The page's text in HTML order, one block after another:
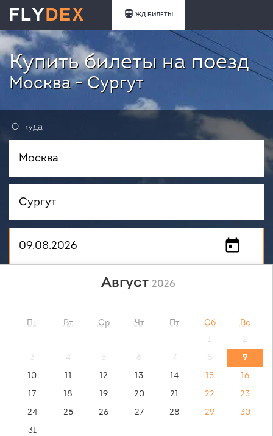
ЖД БИЛЕТЫ
Купить билеты на поезд
Москва - Сургут
Откуда
НАЙТИ
Сургут - Москва
видео инструкция:
Август 2026
Пн Вт Ср Чт Пт Сб
Вс
1
2
3
4 5 6 7 8
9
10
11 12 13 14 15
16
17
18 19 20 21 22
23
24
25 26 27 28 29
30
31